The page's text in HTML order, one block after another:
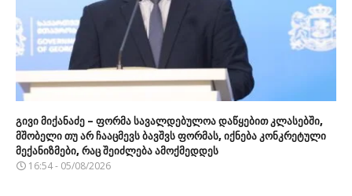
გივი მიქანაძე – ფორმა სავალდებულოა დაწყებით კლასებში,
მშობელი თუ არ ჩააცმევს ბავშვს ფორმას, იქნება კონკრეტული
მექანიზმები, რაც შეიძლება ამოქმედდეს
16:54 - 05/08/2026